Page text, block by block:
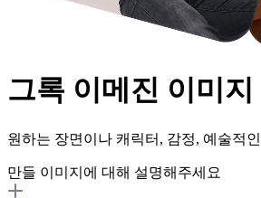
그록 이메진 이미지
원하는 장면이나 캐릭터, 감정, 예술적
만들 이미지에 대해 설명해주세요